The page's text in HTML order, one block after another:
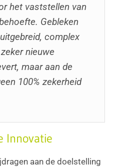
het vaststellen van
Gebleken
complex
nieuwe
maar aan de
100% zekerheid
Innovatie
aan de doelstelling